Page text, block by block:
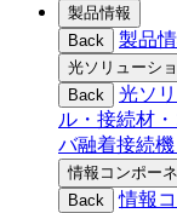
製品情報
Back
製品
光ソリューシ
Back 光ソ
ル・接続材
バ融着接続
情報コンポー
Back 情報